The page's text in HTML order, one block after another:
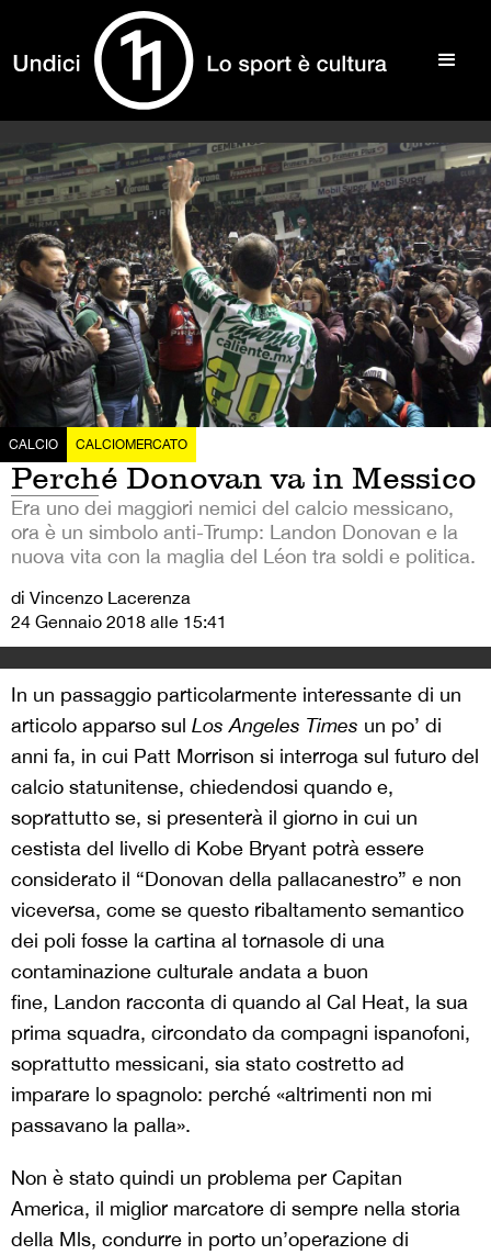
CALCIO CALCIOMERCATO
Perché Donovan va in Messico
Era uno dei maggiori nemici del calcio messicano,
ora è un simbolo anti-Trump: Landon Donovan e la
nuova vita con la maglia del Léon tra soldi e politica.
di Vincenzo Lacerenza
24 Gennaio 2018 alle 15:41
In un passaggio particolarmente interessante di un
articolo apparso sul Los Angeles Times un po’ di
anni fa, in cui Patt Morrison si interroga sul futuro del
calcio statunitense, chiedendosi quando e,
soprattutto se, si presenterà il giorno in cui un
cestista del livello di Kobe Bryant potrà essere
considerato il “Donovan della pallacanestro” e non
viceversa, come se questo ribaltamento semantico
dei poli fosse la cartina al tornasole di una
contaminazione culturale andata a buon
fine, Landon racconta di quando al Cal Heat, la sua
prima squadra, circondato da compagni ispanofoni,
soprattutto messicani, sia stato costretto ad
imparare lo spagnolo: perché «altrimenti non mi
passavano la palla».
Non è stato quindi un problema per Capitan
America, il miglior marcatore di sempre nella storia
della Mls, condurre in porto un’operazione di